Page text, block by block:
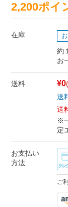
2,200ポイ
在庫
約
お
送料 ¥0
送
送
※
定
お支払い
方法
ご